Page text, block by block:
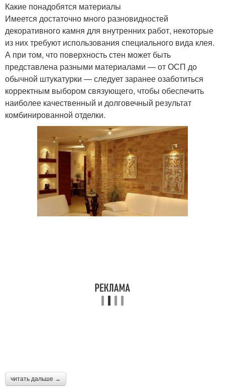
Какие понадобятся материалы
Имеется достаточно много разновидностей
декоративного камня для внутренних работ, некоторые
из них требуют использования специального вида клея.
А при том, что поверхность стен может быть
представлена разными материалами — от ОСП до
обычной штукатурки — следует заранее озаботиться
корректным выбором связующего, чтобы обеспечить
наиболее качественный и долговечный результат
комбинированной отделки.
читать дальше →